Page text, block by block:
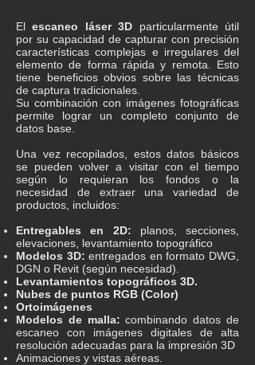
Elescaneo láser 3D particularmente útil
por su capacidad de capturar con precisión
características complejas e irregulares del
elemento de forma rápida y remota. Esto
tiene beneficios obvios sobre las técnicas
de captura tradicionales.
Su combinación con imágenes fotográficas
permite lograr un completo conjunto de
datos base.
Una vez recopilados, estos datos básicos
se pueden volver a visitar con el tiempo
según lo requieran los fondos o la
necesidad de extraer una variedad de
productos, incluidos:
Entregables en 2D: planos, secciones,
elevaciones, levantamiento topográfico
Modelos 3D: entregados en formato DWG,
DGN o Revit (según necesidad).
Levantamientos topográficos 3D.
Nubes de puntos RGB (Color)
Ortoimágenes
Modelos de malla: combinando datos de
escaneo con imágenes digitales de alta
resolución adecuadas para la impresión 3D
Animaciones y vistas aéreas.